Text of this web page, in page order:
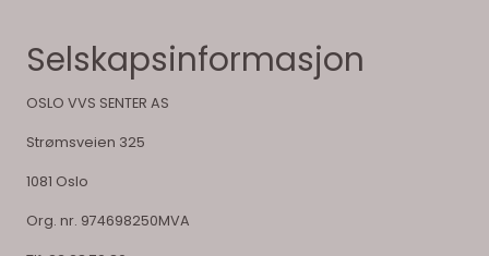
Selskapsinformasjon
OSLO VVS SENTER AS
Strømsveien 325
1081 Oslo
Org. nr. 974698250MVA